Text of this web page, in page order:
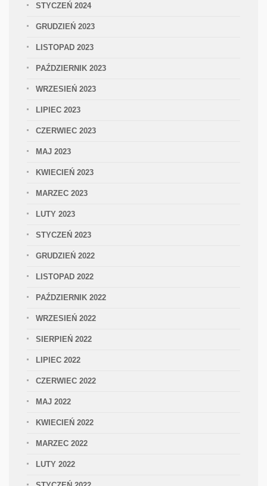
STYCZEŃ 2024
GRUDZIEŃ 2023
LISTOPAD 2023
PAŹDZIERNIK 2023
WRZESIEŃ 2023
LIPIEC 2023
CZERWIEC 2023
MAJ 2023
KWIECIEŃ 2023
MARZEC 2023
LUTY 2023
STYCZEŃ 2023
GRUDZIEŃ 2022
LISTOPAD 2022
PAŹDZIERNIK 2022
WRZESIEŃ 2022
SIERPIEŃ 2022
LIPIEC 2022
CZERWIEC 2022
MAJ 2022
KWIECIEŃ 2022
MARZEC 2022
LUTY 2022